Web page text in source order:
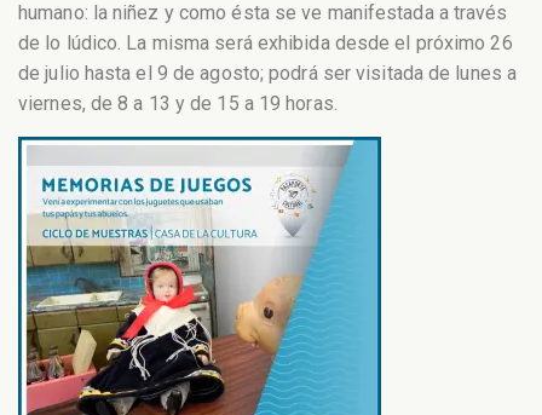
humano: la niñez y como ésta se ve manifestada a través
de lo lúdico. La misma será exhibida desde el próximo 26
de julio hasta el 9 de agosto; podrá ser visitada de lunes a
viernes, de 8 a 13 y de 15 a 19 horas.